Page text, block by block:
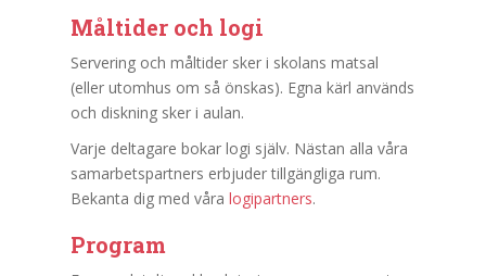
Måltider och logi
Servering och måltider sker i skolans matsal
(eller utomhus om så önskas). Egna kärl används
och diskning sker i aulan.
Varje deltagare bokar logi själv. Nästan alla våra
samarbetspartners erbjuder tillgängliga rum.
Bekanta dig med våra logipartners.
Program